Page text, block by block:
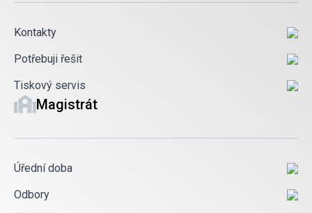
Kontakty
Potřebuji řešit
Tiskový servis
Magistrát
Úřední doba
Odbory